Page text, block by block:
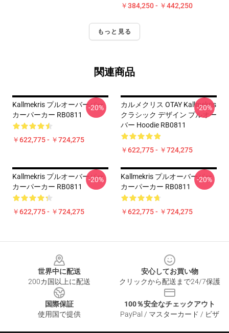
￥384,250 - ￥442,250
もっと見る
関連商品
Kallmekris プルオーバーパー
カーパーカー RB0811
￥622,775 - ￥724,275
-20%
カルメクリス OTAY Kallmekris
クラシック デザイン プルオー
バー Hoodie RB0811
￥622,775 - ￥724,275
-20%
Kallmekris プルオーバーパー
カーパーカー RB0811
￥622,775 - ￥724,275
-20%
Kallmekris プルオーバーパー
カーパーカー RB0811
￥622,775 - ￥724,275
-20%
世界中に配送
200カ国以上に配送
安心してお買い物
クリックから配送まで24/7保護
国際保証
使用国で提供
100％安全なチェックアウト
PayPal / マスターカード / ビザ